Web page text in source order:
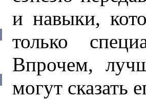
и навыки,
только
Впрочем,
могут сказать